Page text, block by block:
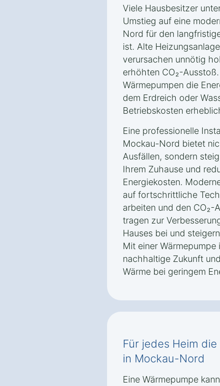
Viele Hausbesitzer
Umstieg auf eine
Nord für den
ist. Alte
verursachen unnötig
erhöhten CO₂-
Wärmepumpen die
dem Erdreich oder
Betriebskosten
Eine professionelle
Mockau-Nord bietet
Ausfällen, sondern
Ihrem Zuhause und
Energiekosten.
auf fortschrittliche
arbeiten und den CO₂-
tragen zur
Hauses bei und
Mit einer Wärmepumpe
nachhaltige Zukunft
Wärme bei geringem
Für jedes Heim
in Mockau-Nord
Eine Wärmepumpe